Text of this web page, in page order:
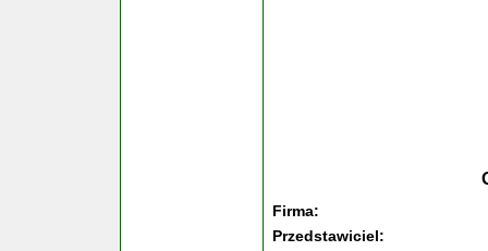
Firma:
Przedstawiciel: